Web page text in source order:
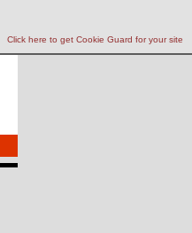
Click here to get Cookie Guard for your site